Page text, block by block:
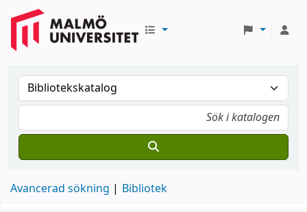
Avancerad sökning Bibliotek